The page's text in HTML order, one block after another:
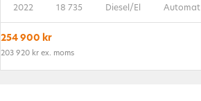
2022 18 735 Diesel/El Automat
254 900 kr
203 920 kr ex. moms